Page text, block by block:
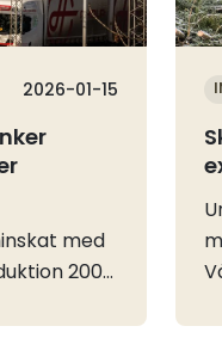
2026-01-15
med
2007,
har